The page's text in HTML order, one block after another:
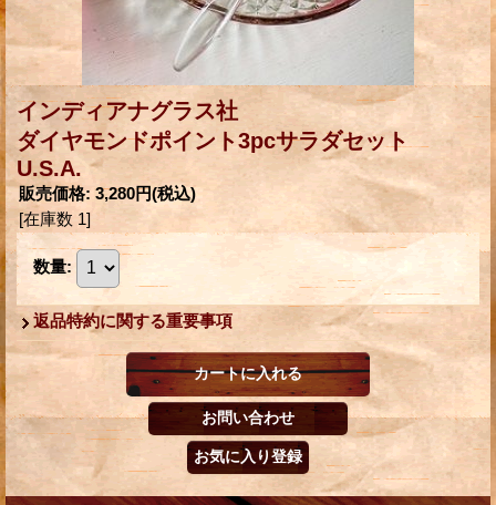
インディアナグラス社
ダイヤモンドポイント3pcサラダセット
U.S.A.
販売価格: 3,280円(税込)
[在庫数 1]
数量:
返品特約に関する重要事項